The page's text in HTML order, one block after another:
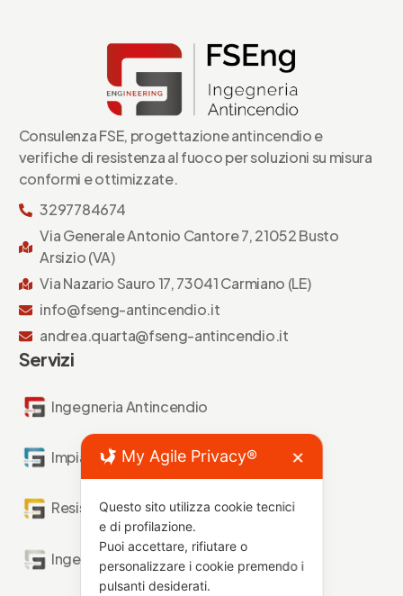
Consulenza FSE, progettazione antincendio e
verifiche di resistenza al fuoco per soluzioni su misura
conformi e ottimizzate.
3297784674
Via Generale Antonio Cantore 7, 21052 Busto
Arsizio (VA)
Via Nazario Sauro 17, 73041 Carmiano (LE)
info@fseng-antincendio.it
andrea.quarta@fseng-antincendio.it
Servizi
Ingegneria Antincendio
Impianti Antincendio
Resistenza al Fuoco
Ingegneria Forense
My Agile Privacy® ✕
Questo sito utilizza cookie tecnici
e di profilazione.
Puoi accettare, rifiutare o
personalizzare i cookie premendo i
pulsanti desiderati.